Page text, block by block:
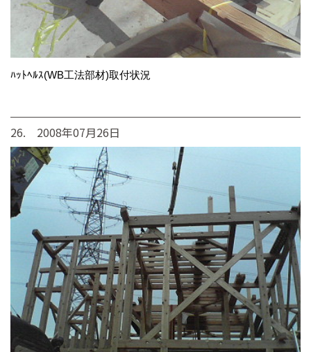
ﾊｯﾄﾍﾙｽ(WB工法部材)取付状況
26. 2008年07月26日